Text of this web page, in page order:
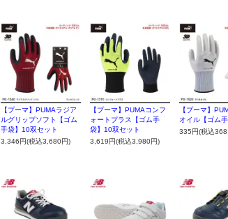
【プーマ】PUMAラジア
ルグリップソフト【ゴム
手袋】10双セット
3,346円(税込3,680円)
【プーマ】PUMAコンフ
ォートプラス【ゴム手
袋】10双セット
3,619円(税込3,980円)
【プーマ】
オイル【ゴム手
335円(税込368